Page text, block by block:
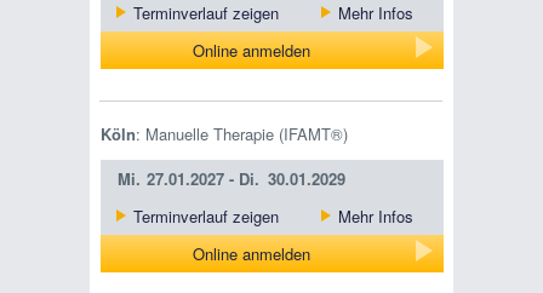
Terminverlauf zeigen
Mehr Infos
Online anmelden
Köln: Manuelle Therapie (IFAMT®)
Mi. 27.01.2027 - Di. 30.01.2029
Terminverlauf zeigen
Mehr Infos
Online anmelden